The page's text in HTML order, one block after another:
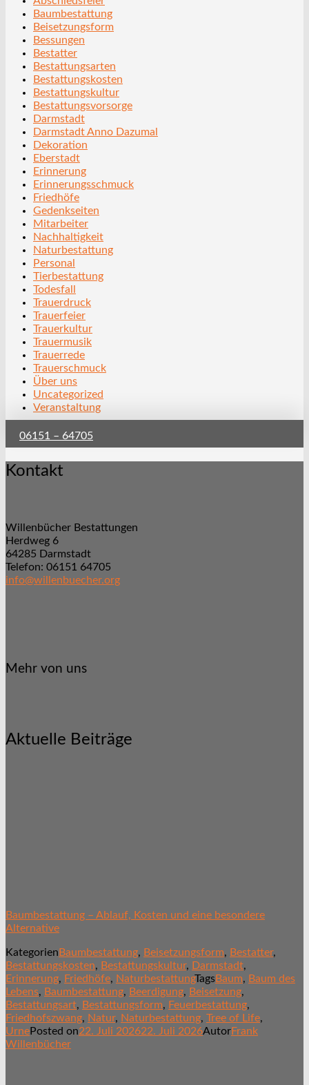
Baumbestattung
Beisetzungsform
Bessungen
Bestatter
Bestattungsarten
Bestattungskosten
Bestattungskultur
Bestattungsvorsorge
Darmstadt
Darmstadt Anno Dazumal
Dekoration
Eberstadt
Erinnerung
Erinnerungsschmuck
Friedhöfe
Gedenkseiten
Mitarbeiter
Nachhaltigkeit
Naturbestattung
Personal
Tierbestattung
Todesfall
Trauerdruck
Trauerfeier
Trauerkultur
Trauermusik
Trauerrede
Trauerschmuck
Über uns
Uncategorized
Veranstaltung
06151 – 64705
Kontakt
Willenbücher Bestattungen
Herdweg 6
64285 Darmstadt
Telefon: 06151 64705
info@willenbuecher.org
Mehr von uns
Aktuelle Beiträge
Baumbestattung – Ablauf, Kosten und eine besondere
Alternative
KategorienBaumbestattung, Beisetzungsform, Bestatter,
Bestattungskosten, Bestattungskultur, Darmstadt,
Erinnerung, Friedhöfe, NaturbestattungTagsBaum, Baum des
Lebens, Baumbestattung, Beerdigung, Beisetzung,
Bestattungsart, Bestattungsform, Feuerbestattung,
Friedhofszwang, Natur, Naturbestattung, Tree of Life,
UrnePosted on22. Juli 202622. Juli 2026AutorFrank
Willenbücher